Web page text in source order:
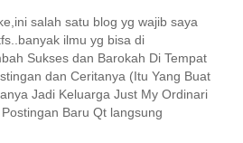
salah satu blog yg wajib saya
ilmu yg bisa di
Sukses dan Barokah Di Tempat
dan Ceritanya (Itu Yang Buat
Jadi Keluarga Just My Ordinari
Baru Qt langsung